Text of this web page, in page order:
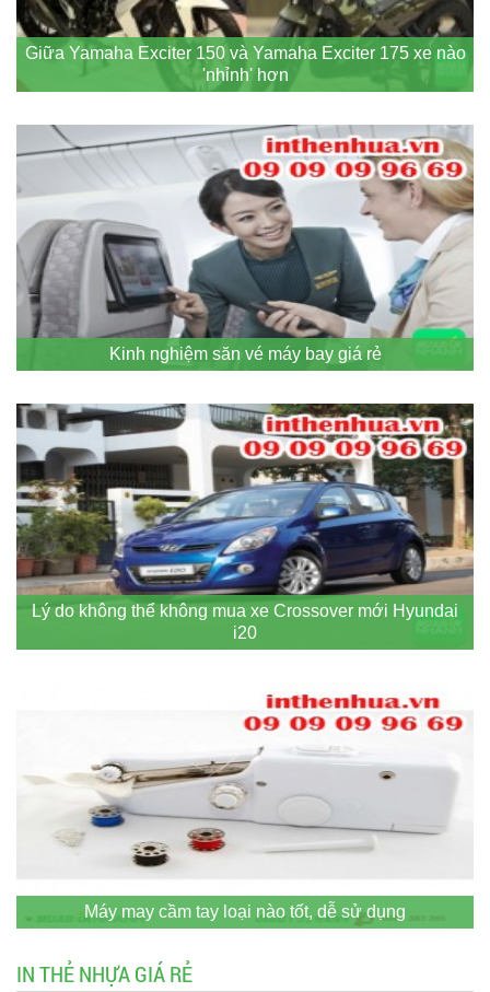
Giữa Yamaha Exciter 150 và Yamaha Exciter 175 xe nào
'nhỉnh' hơn
Kinh nghiệm săn vé máy bay giá rẻ
Lý do không thể không mua xe Crossover mới Hyundai
i20
Máy may cầm tay loại nào tốt, dễ sử dụng
IN THẺ NHỰA GIÁ RẺ